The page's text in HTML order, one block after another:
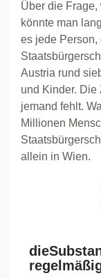
Über die Frage,
könnte man
es jede
Austria rund
und Kinder. Die
jemand fehlt.
Millionen
allein in Wien.